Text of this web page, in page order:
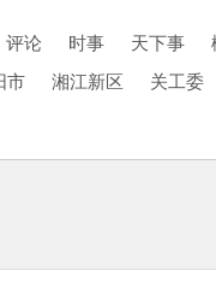
评论 时事 天下事
市 湘江新区 关工委